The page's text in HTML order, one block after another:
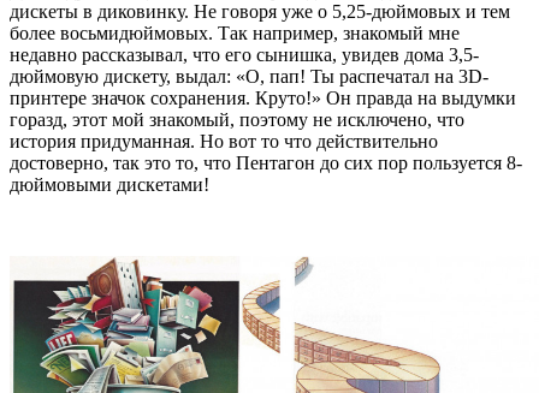
дискеты в диковинку. Не говоря уже о 5,25-дюймовых и тем
более восьмидюймовых. Так например, знакомый мне
недавно рассказывал, что его сынишка, увидев дома 3,5-
дюймовую дискету, выдал: «О, пап! Ты распечатал на 3D-
принтере значок сохранения. Круто!» Он правда на выдумки
горазд, этот мой знакомый, поэтому не исключено, что
история придуманная. Но вот то что действительно
достоверно, так это то, что Пентагон до сих пор пользуется 8-
дюймовыми дискетами!